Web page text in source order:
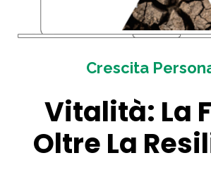
Crescita
Vitalità: La
Oltre La